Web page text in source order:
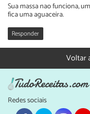
Sua massa nao funciona,
fica uma aguaceira.
Responder
Voltar
Redes sociais